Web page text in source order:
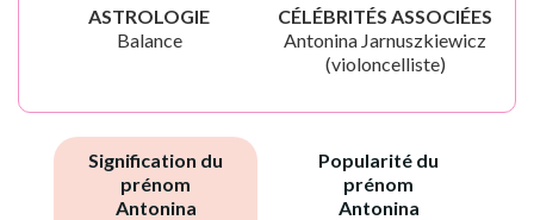
ASTROLOGIE
Balance
CÉLÉBRITÉS ASSOCIÉES
Antonina Jarnuszkiewicz
(violoncelliste)
Signification du
prénom
Antonina
Popularité du
prénom
Antonina